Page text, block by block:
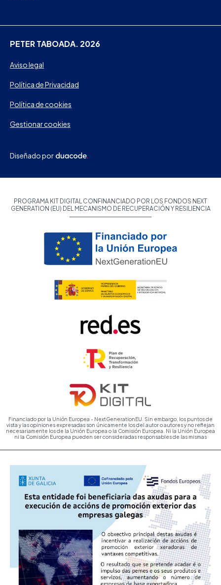
PETER TABOADA. 2026
Aviso legal
Política de Privacidad
Política de cookies
Gestionar cookies
Diseñado por
PROGRAMA KIT DIGITAL CONFINANCIADO POR LOS FONDOS NEXT
GENERATION (EU) DEL MECANISMO DE RECUPERACIÓN Y RESILIENCIA
Financiado por la Unión Europea - NextGenerationEU. Sin embargo, los puntos de
vista y las opiniones expresadas son únicamente los del autor o autores y no reflejan
necesariamente los de la Unión Europea o la Comisión Europea. Ni la Unión Europea
ni la Comisión Europea pueden ser consideradas responsables de las mismas